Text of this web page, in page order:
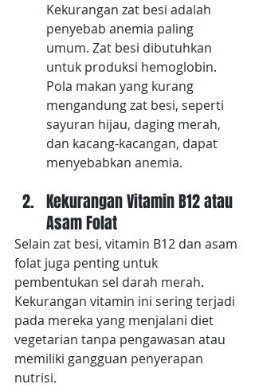
Kekurangan zat besi adalah
penyebab anemia paling
umum. Zat besi dibutuhkan
untuk produksi hemoglobin.
Pola makan yang kurang
mengandung zat besi, seperti
sayuran hijau, daging merah,
dan kacang-kacangan, dapat
menyebabkan anemia.
Kekurangan Vitamin B12 atau
Asam Folat
Selain zat besi, vitamin B12 dan asam
folat juga penting untuk
pembentukan sel darah merah.
Kekurangan vitamin ini sering terjadi
pada mereka yang menjalani diet
vegetarian tanpa pengawasan atau
memiliki gangguan penyerapan
nutrisi.